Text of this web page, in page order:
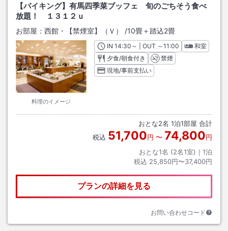
【バイキング】有馬四季菜ブッフェ 旬のごちそう食べ
放題！ １３１２ｕ
お部屋： 西館・【禁煙室】（Ｖ） /10畳＋踏込2畳
料理のイメージ
INチェックイン
14:30 ～ | OUT チェックアウト
～11:00
和室
夕食/朝食付き
禁煙
現地/事前支払い
おとな2名 1泊1部屋 合計
税込 51,700円 〜 74,800円
おとな1名 (2名1室)｜ 1泊
税込 25,850円〜37,400円
プランの詳細を見る
お問い合わせコード